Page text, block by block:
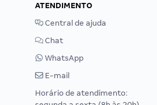
ATENDIMENTO
Central de ajuda
Chat
WhatsApp
E-mail
Horário de atendimento: